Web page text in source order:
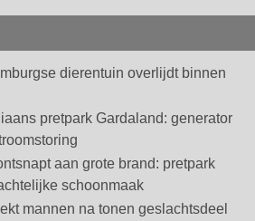
dierentuin overlijdt binnen
pretpark Gardaland: generator
aan grote brand: pretpark
schoonmaak
mannen na tonen geslachtsdeel